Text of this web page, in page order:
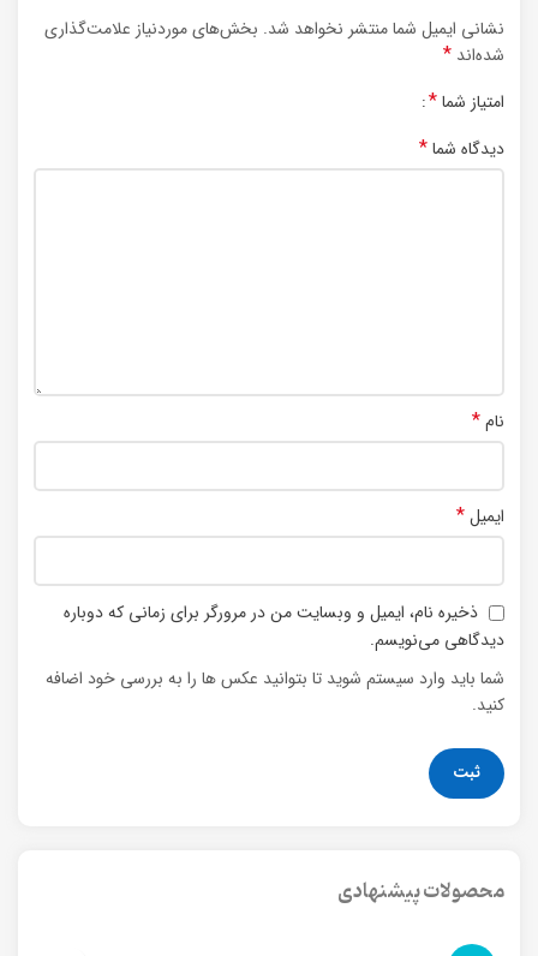
نشانی ایمیل شما منتشر نخواهد شد. بخش‌های موردنیاز علامت‌گذاری
شده‌اند *
امتیاز شما*
دیدگاه شما*
نام*
ایمیل*
ذخیره نام، ایمیل و وبسایت من در مرورگر برای زمانی که دوباره
دیدگاهی می‌نویسم.
شما باید وارد سیستم شوید تا بتوانید عکس ها را به بررسی خود اضافه
کنید.
محصولات پیشنهادی